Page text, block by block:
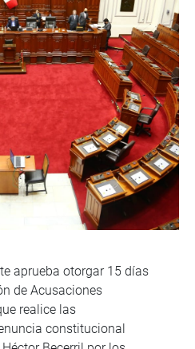
aprueba otorgar 15 días
de Acusaciones
realice las
constitucional